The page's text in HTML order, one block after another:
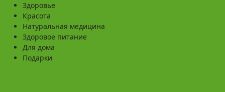
Здоровье
Красота
Натуральная медицина
Здоровое питание
Для дома
Подарки